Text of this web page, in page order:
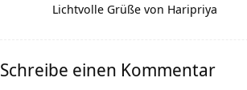
Lichtvolle Grüße von Haripriya
Schreibe einen Kommentar